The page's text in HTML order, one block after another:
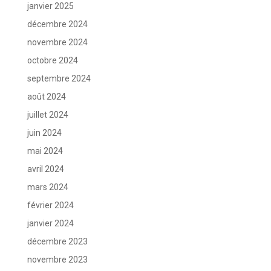
janvier 2025
décembre 2024
novembre 2024
octobre 2024
septembre 2024
août 2024
juillet 2024
juin 2024
mai 2024
avril 2024
mars 2024
février 2024
janvier 2024
décembre 2023
novembre 2023